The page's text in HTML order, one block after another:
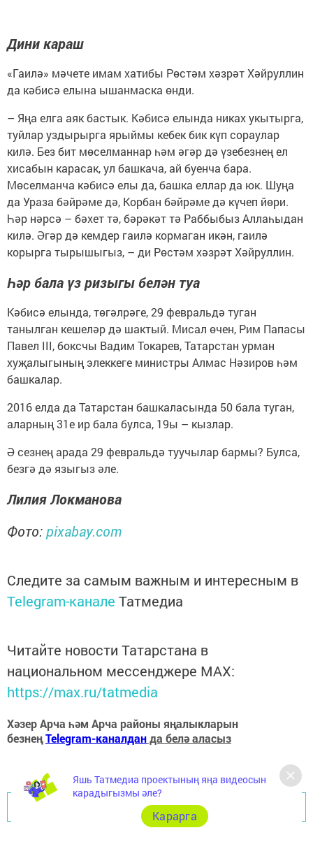
Дини караш
«Гаилә» мәчете имам хатибы Рөстәм хәзрәт Хәйруллин
да кәбисә елына ышанмаска өнди.
– Яңа елга аяк бастык. Кәбисә елында никах укытырга,
туйлар уздырырга ярыймы кебек бик күп сораулар
килә. Без бит мөселманнар һәм әгәр дә үзебезнең ел
хисабын карасак, ул башкача, ай буенча бара.
Мөселманча кәбисә елы да, башка еллар да юк. Шуңа
да Ураза бәйрәме дә, Корбан бәйрәме дә күчеп йөри.
Һәр нәрсә – бәхет тә, бәрәкәт тә Раб­быбыз Аллаһыдан
килә. Әгәр дә кемдер гаилә кормаган икән, гаилә
корырга тырышыгыз, – ди Рөстәм хәзрәт Хәйруллин.
Һәр бала үз ризыгы белән туа
Кәбисә елында, төгәлрәге, 29 февральдә туган
танылган кешеләр дә шактый. Мисал өчен, Рим Папасы
Павел III, боксчы Вадим Токарев, Татарстан урман
хуҗалыгының элеккеге министры Алмас Нәзиров һәм
башкалар.
2016 елда да Татарстан башкаласында 50 бала туган,
аларның 31е ир бала булса, 19ы – кызлар.
Ә сезнең арада 29 февральдә туучылар бармы? Булса,
безгә дә языгыз әле.
Лилия Локманова
Фото:pixabay.com
Следите за самым важным и интересным в
Telegram-канале Татмедиа
Читайте новости Татарстана в
национальном мессенджере MАХ:
https://max.ru/tatmedia
Хәзер Арча һәм Арча районы яңалыкларын
безнеңTelegram-каналданда белә аласыз
Перейти на страницу новости
Яшь Татмедиа проектының яңа видеосын
карадыгызмы әле?
Карарга